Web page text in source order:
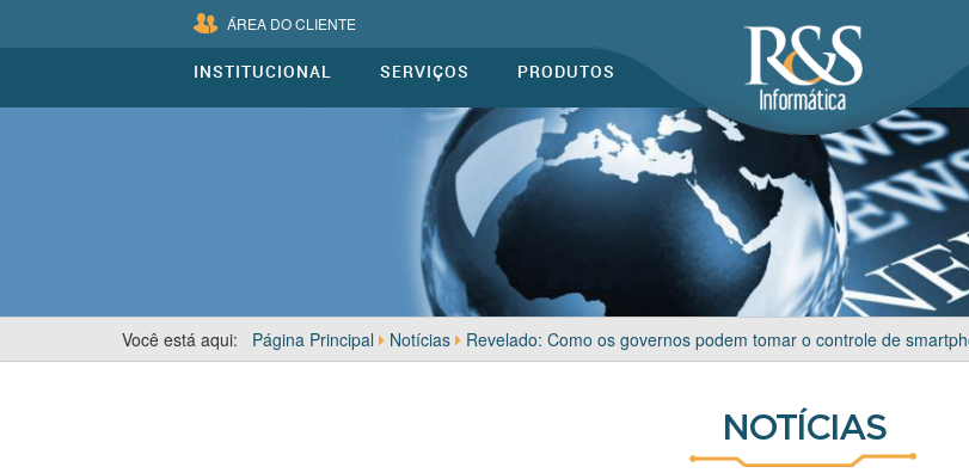
ÁREA DO CLIENTE
INSTITUCIONAL SERVIÇOS PRODUTOS
Você está aqui: Página Principal Notícias Revelado: Como os governos podem tomar o controle de
NOTÍCIAS